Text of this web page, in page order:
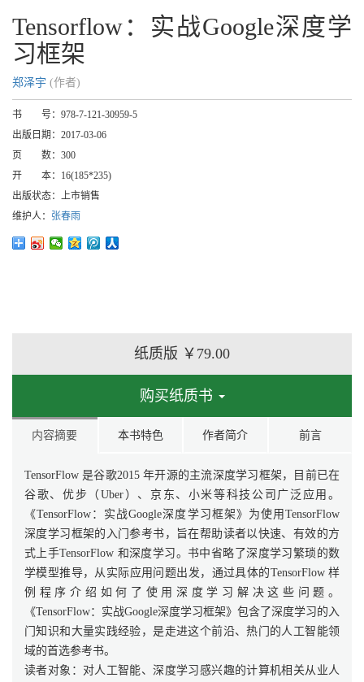
Tensorflow：实战Google深度学
习框架
郑泽宇 (作者)
书 号： 978-7-121-30959-5
出版日期： 2017-03-06
页 数： 300
开 本： 16(185*235)
出版状态：
上市销售
维护人： 张春雨
纸质版 ￥79.00
购买纸质书
内容摘要 本书特色 作者简介 前言
TensorFlow 是谷歌2015 年开源的主流深度学习框架，目前已在
谷歌、优步（Uber）、京东、小米等科技公司广泛应用。
《TensorFlow：实战Google深度学习框架》为使用TensorFlow
深度学习框架的入门参考书，旨在帮助读者以快速、有效的方
式上手TensorFlow 和深度学习。书中省略了深度学习繁琐的数
学模型推导，从实际应用问题出发，通过具体的TensorFlow 样
例程序介绍如何了使用深度学习解决这些问题。
《TensorFlow：实战Google深度学习框架》包含了深度学习的入
门知识和大量实践经验，是走进这个前沿、热门的人工智能领
域的首选参考书。
读者对象：对人工智能、深度学习感兴趣的计算机相关从业人